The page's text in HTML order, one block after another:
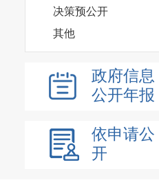
决策预公开
其他
政府信息
公开年报
依申请公
开